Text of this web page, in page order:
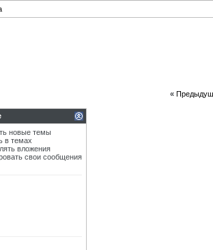
«
новые темы
в темах
вложения
свои сообщения